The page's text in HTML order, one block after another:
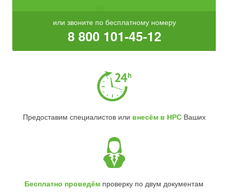
или звоните по бесплатному номеру
8 800 101-45-12
Предоставим специалистов или внесём в НРСВаших
Бесплатно проведём проверку по двум документам